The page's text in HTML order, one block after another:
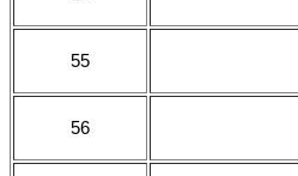
55
56